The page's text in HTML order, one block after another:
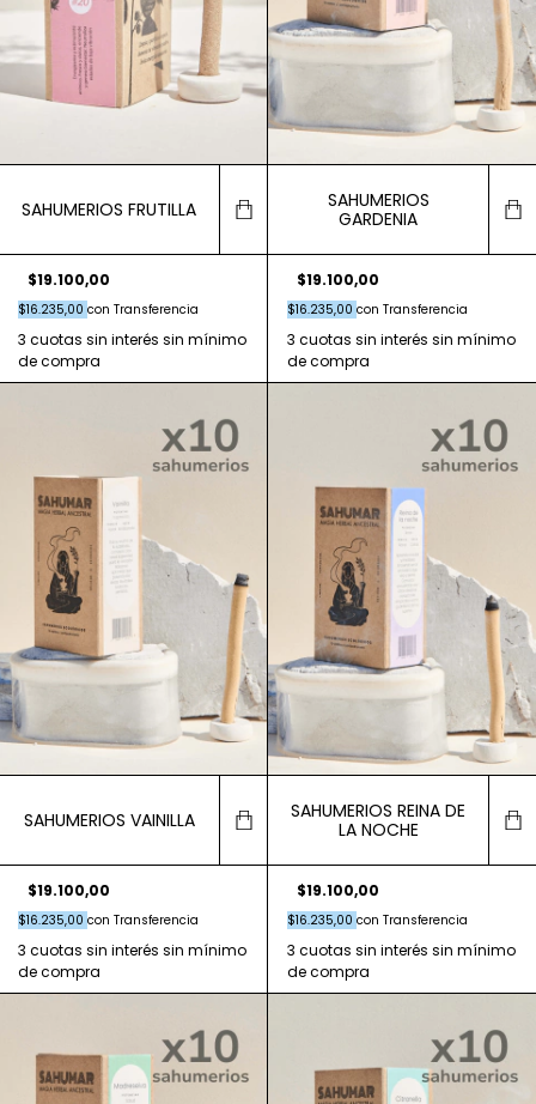
SAHUMERIOS FRUTILLA
$19.100,00
$16.235,00 con Transferencia
SAHUMERIOS
GARDENIA
$19.100,00
$16.235,00 con Transferencia
SAHUMERIOS VAINILLA
$19.100,00
$16.235,00 con Transferencia
SAHUMERIOS REINA DE
LA NOCHE
$19.100,00
$16.235,00 con Transferencia